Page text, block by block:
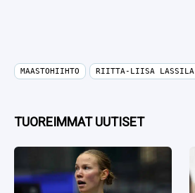
MAASTOHIIHTO RIITTA-LIISA LASSILA
TUOREIMMAT UUTISET